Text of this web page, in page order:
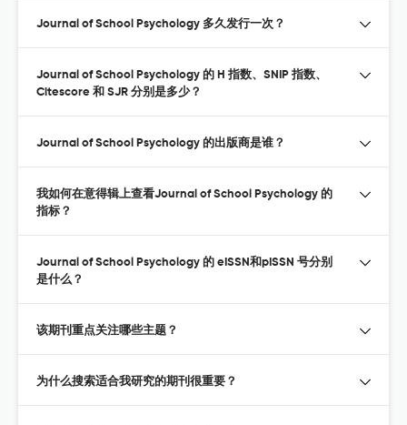
Journal of School Psychology 多久发行一次？
Journal of School Psychology 的 H 指数、SNIP 指数、
Citescore 和 SJR 分别是多少？
Journal of School Psychology 的出版商是谁？
我如何在意得辑上查看Journal of School Psychology 的
指标？
Journal of School Psychology 的 eISSN和pISSN 号分别
是什么？
该期刊重点关注哪些主题？
为什么搜索适合我研究的期刊很重要？